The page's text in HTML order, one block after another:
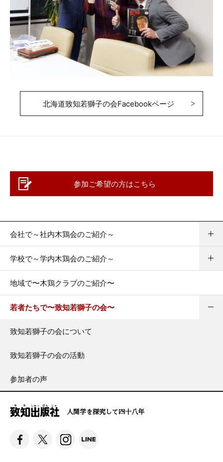
北海道致知若獅子の会Facebookページ
参加ご希望の方はこちら
会社で～社内木鶏会のご紹介～
学校で～学内木鶏会のご紹介～
地域で〜木鶏クラブのご紹介〜
若者たちで〜致知若獅子の会〜
致知若獅子の会について
致知若獅子の会の活動
参加者の声
人間学を探究して四十八年